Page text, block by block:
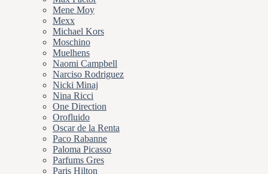
Mene Moy
Mexx
Michael Kors
Moschino
Muelhens
Naomi Campbell
Narciso Rodriguez
Nicki Minaj
Nina Ricci
One Direction
Orofluido
Oscar de la Renta
Paco Rabanne
Paloma Picasso
Parfums Gres
Paris Hilton